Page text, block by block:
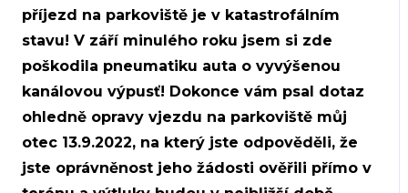
příjezd na parkoviště je v katastrofálním
stavu! V září minulého roku jsem si zde
poškodila pneumatiku auta o vyvýšenou
kanálovou výpusť! Dokonce vám psal dotaz
ohledně opravy vjezdu na parkoviště můj
otec 13.9.2022, na který jste odpověděli, že
jste oprávněnost jeho žádosti ověřili přímo v